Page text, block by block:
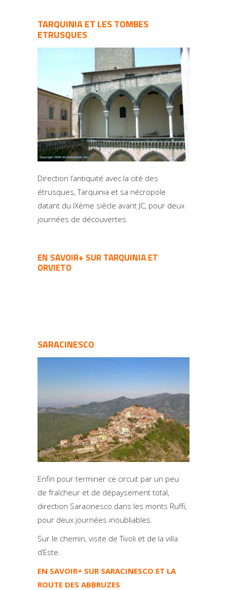
TARQUINIA ET LES TOMBES
ETRUSQUES
Direction l’antiquité avec la cité des
étrusques, Tarquinia et sa nécropole
datant du IXème siècle avant JC, pour deux
journées de découvertes.
EN SAVOIR+ SUR TARQUINIA ET
ORVIETO
SARACINESCO
Enfin pour terminer ce circuit par un peu
de fraîcheur et de dépaysement total,
direction Saracinesco dans les monts Ruffi,
pour deux journées inoubliables.
Sur le chemin, visite de Tivoli et de la villa
d’Este.
EN SAVOIR+ SUR SARACINESCO ET LA
ROUTE DES ABBRUZES